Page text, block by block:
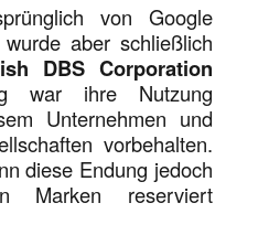
von Google
aber schließlich
DBS Corporation
war ihre Nutzung
Unternehmen und
vorbehalten.
diese Endung jedoch
Marken reserviert